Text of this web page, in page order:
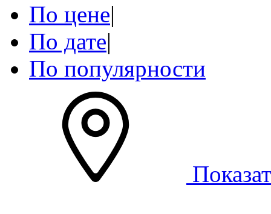
По цене|
По дате|
По популярности